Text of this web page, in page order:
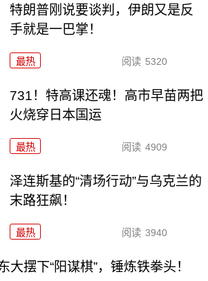
特朗普刚说要谈判，伊朗又是反
手就是一巴掌！
最热 阅读 5320
731！特高课还魂！高市早苗两把
火烧穿日本国运
最热 阅读 4909
泽连斯基的“清场行动”与乌克兰的
末路狂飙！
最热 阅读 3940
大摆下“阳谋棋”，锤炼铁拳头！